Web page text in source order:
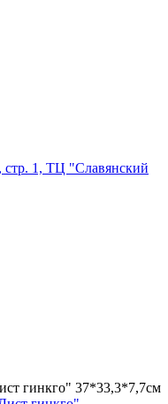
стр. 1, ТЦ "Славянский
гинкго" 37*33,3*7,7см